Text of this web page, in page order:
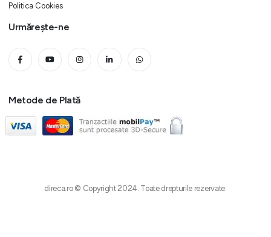
Politica Cookies
Urmărește-ne
Metode de Plată
direca.ro © Copyright 2024. Toate drepturile rezervate.